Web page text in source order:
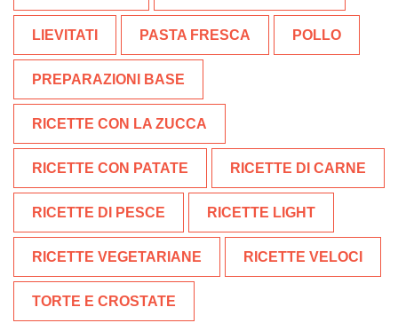
LIEVITATI PASTA FRESCA POLLO
PREPARAZIONI BASE
RICETTE CON LA ZUCCA
RICETTE CON PATATE RICETTE DI CARNE
RICETTE DI PESCE RICETTE LIGHT
RICETTE VEGETARIANE RICETTE VELOCI
TORTE E CROSTATE